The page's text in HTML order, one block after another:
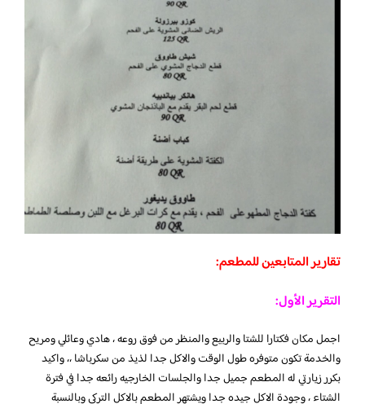
تقارير المتابعين للمطعم:
التقرير الأول:
اجمل مكان فكتارا للشتا والربيع والمنظر من فوق روعه ، هادي وعائلي ومريح
والخدمة تكون متوفره طول الوقت والاكل جدا لذيذ من سكرباشا ،، واكيد
بكرر زيارتي له المطعم جميل جدا والجلسات الخارجيه رائعه جدا في فترة
الشتاء ، وجودة الاكل جيده جدا ويشتهر المطعم بالاكل التركي وبالنسبة